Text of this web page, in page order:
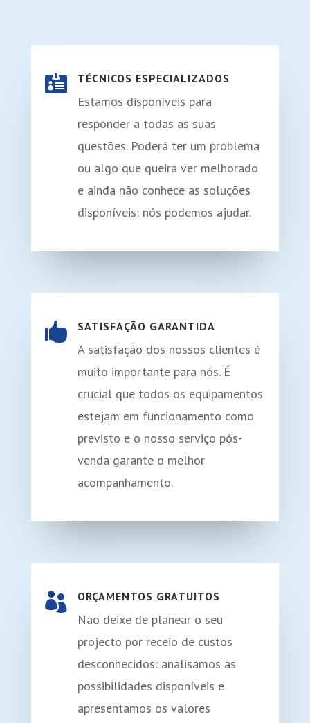
 TÉCNICOS ESPECIALIZADOS
Estamos disponíveis para
responder a todas as suas
questões. Poderá ter um problema
ou algo que queira ver melhorado
e ainda não conhece as soluções
disponíveis: nós podemos ajudar.
 SATISFAÇÃO GARANTIDA
A satisfação dos nossos clientes é
muito importante para nós. É
crucial que todos os equipamentos
estejam em funcionamento como
previsto e o nosso serviço pós-
venda garante o melhor
acompanhamento.
 ORÇAMENTOS GRATUITOS
Não deixe de planear o seu
projecto por receio de custos
desconhecidos: analisamos as
possibilidades disponíveis e
apresentamos os valores